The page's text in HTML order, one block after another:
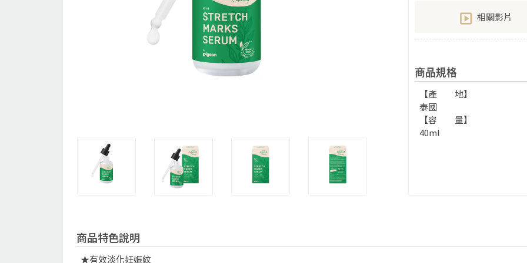
相關影片
商品規格
【產 地】
泰國
【容 量】
40ml
商品特色說明
★有效淡化妊娠紋